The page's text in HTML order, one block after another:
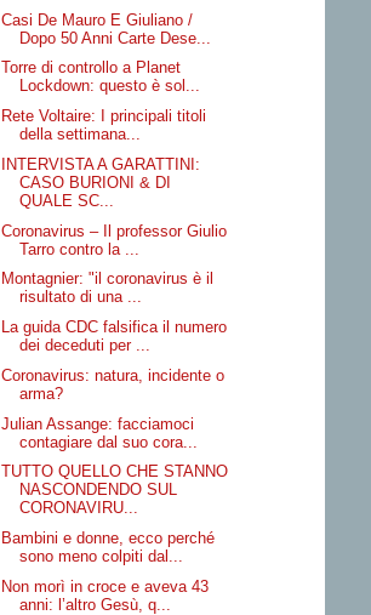
Casi De Mauro E Giuliano /
Dopo 50 Anni Carte Dese...
Torre di controllo a Planet
Lockdown: questo è sol...
Rete Voltaire: I principali titoli
della settimana...
INTERVISTA A GARATTINI:
CASO BURIONI & DI
QUALE SC...
Coronavirus – Il professor Giulio
Tarro contro la ...
Montagnier: "il coronavirus è il
risultato di una ...
La guida CDC falsifica il numero
dei deceduti per ...
Coronavirus: natura, incidente o
arma?
Julian Assange: facciamoci
contagiare dal suo cora...
TUTTO QUELLO CHE STANNO
NASCONDENDO SUL
CORONAVIRU...
Bambini e donne, ecco perché
sono meno colpiti dal...
Non morì in croce e aveva 43
anni: l’altro Gesù, q...